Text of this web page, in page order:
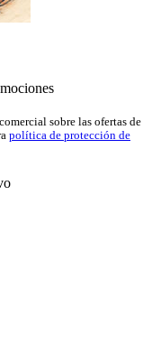
sobre las ofertas de
política de protección de